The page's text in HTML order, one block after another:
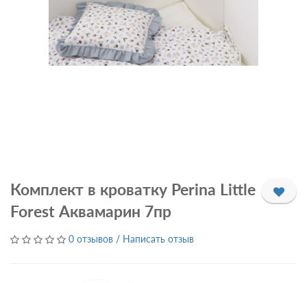
Комплект в кроватку Perina Little
Forest Аквамарин 7пр
0 отзывов / Написать отзыв